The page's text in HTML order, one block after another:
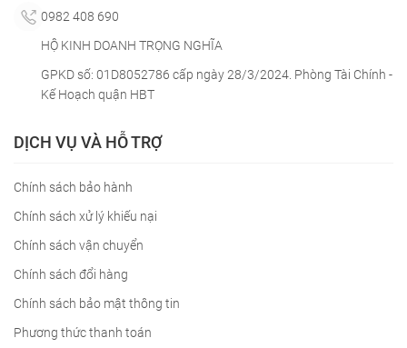
0982 408 690
HỘ KINH DOANH TRỌNG NGHĨA
GPKD số: 01D8052786 cấp ngày 28/3/2024. Phòng Tài Chính -
Kế Hoạch quận HBT
DỊCH VỤ VÀ HỖ TRỢ
Chính sách bảo hành
Chính sách xử lý khiếu nại
Chính sách vận chuyển
Chính sách đổi hàng
Chính sách bảo mật thông tin
Phương thức thanh toán